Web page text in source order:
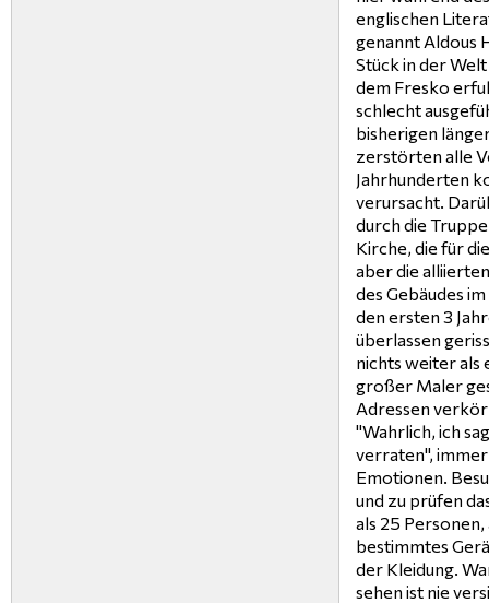
englischen
genannt Aldous
Stück in der
dem Fresko
schlecht
bisherigen
zerstörten alle
Jahrhunderten
verursacht.
durch die
Kirche, die für
aber die
des Gebäudes
den ersten 3
überlassen
nichts weiter als
großer Maler
Adressen
"Wahrlich, ich
verraten",
Emotionen.
und zu prüfen
als 25
bestimmtes
der Kleidung.
sehen ist nie